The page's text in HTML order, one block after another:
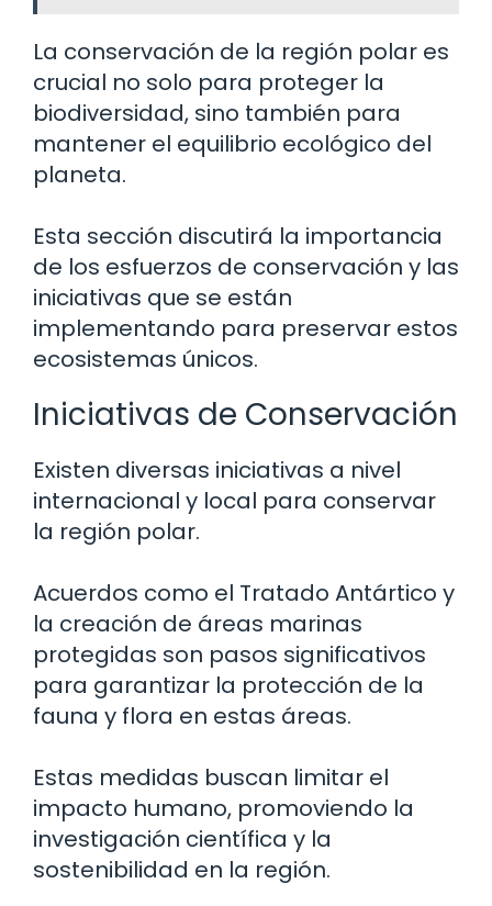
La conservación de la región polar es
crucial no solo para proteger la
biodiversidad, sino también para
mantener el equilibrio ecológico del
planeta.
Esta sección discutirá la importancia
de los esfuerzos de conservación y las
iniciativas que se están
implementando para preservar estos
ecosistemas únicos.
Iniciativas de Conservación
Existen diversas iniciativas a nivel
internacional y local para conservar
la región polar.
Acuerdos como el Tratado Antártico y
la creación de áreas marinas
protegidas son pasos significativos
para garantizar la protección de la
fauna y flora en estas áreas.
Estas medidas buscan limitar el
impacto humano, promoviendo la
investigación científica y la
sostenibilidad en la región.